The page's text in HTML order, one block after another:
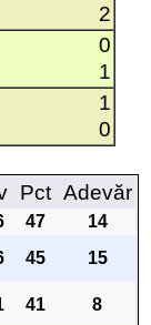
2
0
1
1
0
Pct Adevăr
47
14
45 15
41 8